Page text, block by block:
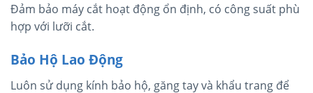
Đảm bảo máy cắt hoạt động ổn định, có công suất phù
hợp với lưỡi cắt.
Bảo Hộ Lao Động
Luôn sử dụng kính bảo hộ, găng tay và khẩu trang để